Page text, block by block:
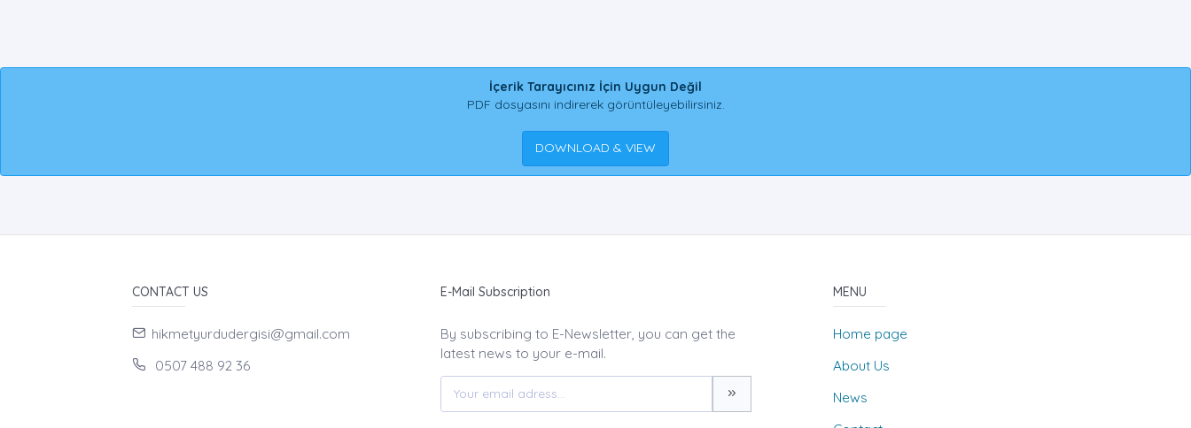
İçerik Tarayıcınız İçin Uygun Değil
PDF dosyasını indirerek görüntüleyebilirsiniz.
DOWNLOAD & VIEW
CONTACT US
hikmetyurdudergisi@gmail.com
0507 488 92 36
E-Mail Subscription
By subscribing to E-Newsletter, you can get the
latest news to your e-mail.
MENU
Home page
About Us
News